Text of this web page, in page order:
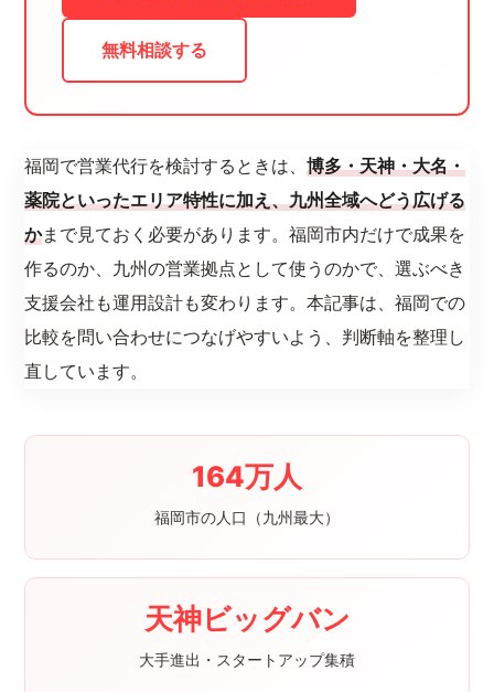
無料相談する
福岡で営業代行を検討するときは、博多・天神・大名・
薬院といったエリア特性に加え、九州全域へどう広げる
かまで見ておく必要があります。福岡市内だけで成果を
作るのか、九州の営業拠点として使うのかで、選ぶべき
支援会社も運用設計も変わります。本記事は、福岡での
比較を問い合わせにつなげやすいよう、判断軸を整理し
直しています。
164万人
福岡市の人口（九州最大）
天神ビッグバン
大手進出・スタートアップ集積